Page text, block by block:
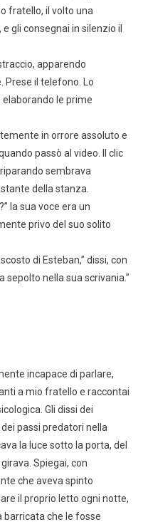
fratello, il volto una
gli consegnai in silenzio il
apparendo
Prese il telefono. Lo
le prime
in orrore assoluto e
passò al video. Il clic
sembrava
della stanza.
la sua voce era un
privo del suo solito
di Esteban,” dissi, con
nella sua scrivania.”
incapace di parlare,
a mio fratello e raccontai
Gli dissi dei
passi predatori nella
la luce sotto la porta, del
Spiegai, con
che aveva spinto
il proprio letto ogni notte,
barricata che le fosse